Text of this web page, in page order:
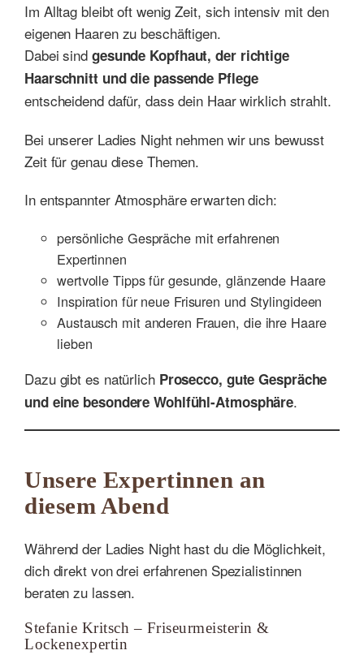
Im Alltag bleibt oft wenig Zeit, sich intensiv mit den
eigenen Haaren zu beschäftigen.
Dabei sind gesunde Kopfhaut, der richtige
Haarschnitt und die passende Pflege
entscheidend dafür, dass dein Haar wirklich strahlt.
Bei unserer Ladies Night nehmen wir uns bewusst
Zeit für genau diese Themen.
In entspannter Atmosphäre erwarten dich:
persönliche Gespräche mit erfahrenen
Expertinnen
wertvolle Tipps für gesunde, glänzende Haare
Inspiration für neue Frisuren und Stylingideen
Austausch mit anderen Frauen, die ihre Haare
lieben
Dazu gibt es natürlich Prosecco, gute Gespräche
und eine besondere Wohlfühl-Atmosphäre.
Unsere Expertinnen an
diesem Abend
Während der Ladies Night hast du die Möglichkeit,
dich direkt von drei erfahrenen Spezialistinnen
beraten zu lassen.
Stefanie Kritsch – Friseurmeisterin &
Lockenexpertin